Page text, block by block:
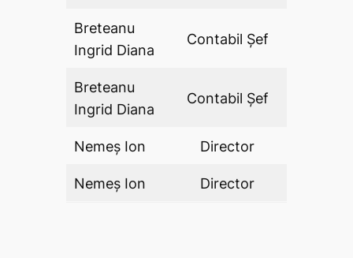
Breteanu
Ingrid Diana
Contabil Șef
Breteanu
Ingrid Diana
Contabil Șef
Nemeș Ion Director
Nemeș Ion Director